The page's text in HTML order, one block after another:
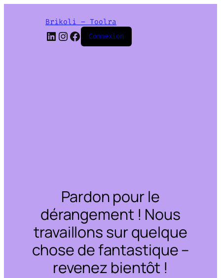
Brikoli – Toolra
LinkedIn
Instagram
Facebook
Connexion
Pardon pour le
dérangement ! Nous
travaillons sur quelque
chose de fantastique –
revenez bientôt !